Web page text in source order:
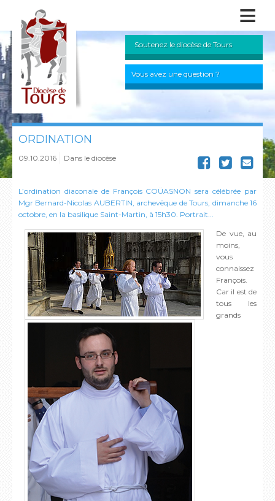
≡
Soutenez le diocèse de Tours
Vous avez une question ?
ORDINATION
09.10.2016 Dans le diocèse
L’ordination diaconale de François COÜASNON sera célébrée par
Mgr Bernard-Nicolas AUBERTIN, archevêque de Tours, dimanche 16
octobre, en la basilique Saint-Martin, à 15h30. Portrait...
De vue, au
moins,
vous
connaissez
François.
Car il est de
tous les
grands